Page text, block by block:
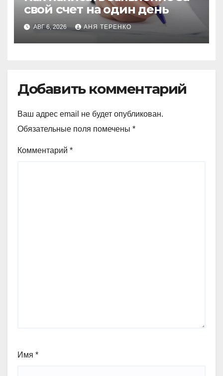
свой счет на один день
АВГ 6, 2026 АНЯ ТЕРЕНКО
Добавить комментарий
Ваш адрес email не будет опубликован.
Обязательные поля помечены *
Комментарий *
Имя *